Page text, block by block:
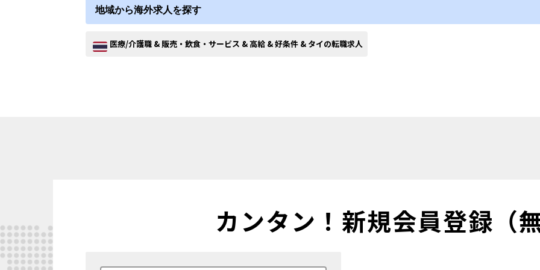
地域から海外求人を探す
医療/介護職 & 販売・飲食・サービス & 高給 & 好条件 & タイの転職求人
カンタン！ 新規会員登録（